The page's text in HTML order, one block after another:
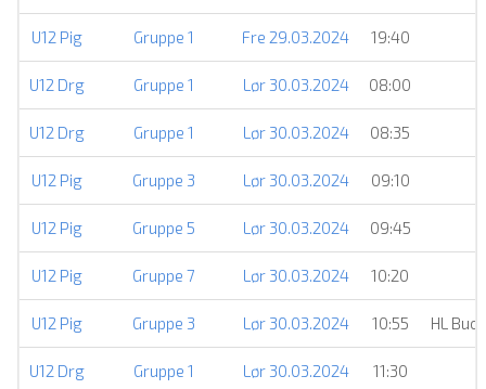
U12 Pig Gruppe 1 Fre 29.03.2024 19:40
U12 Drg Gruppe 1 Lør 30.03.2024 08:00
U12 Drg Gruppe 1 Lør 30.03.2024 08:35
U12 Pig Gruppe 3 Lør 30.03.2024 09:10
U12 Pig Gruppe 5 Lør 30.03.2024 09:45
U12 Pig Gruppe 7 Lør 30.03.2024 10:20
U12 Pig Gruppe 3 Lør 30.03.2024 10:55 HL
U12 Drg Gruppe 1 Lør 30.03.2024 11:30